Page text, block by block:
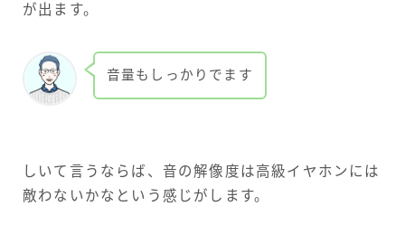
が出ます。
音量もしっかりでます
しいて言うならば、音の解像度は高級イヤホンには
敵わないかなという感じがします。